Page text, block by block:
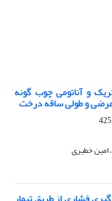
و آناتومی چوب گونه
امین خطیری